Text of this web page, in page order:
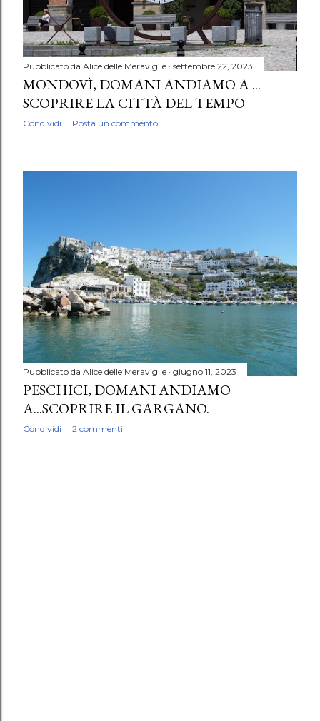
Pubblicato da Alice delle Meraviglie settembre 22, 2023
MONDOVÌ, DOMANI ANDIAMO A ...
SCOPRIRE LA CITTÀ DEL TEMPO
Condividi Posta un commento
Pubblicato da Alice delle Meraviglie giugno 11, 2023
PESCHICI, DOMANI ANDIAMO
A...SCOPRIRE IL GARGANO.
Condividi 2 commenti